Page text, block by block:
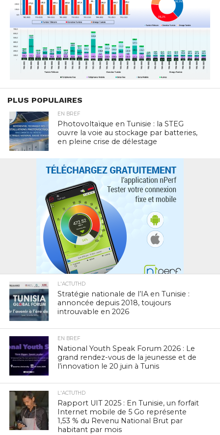
PLUS POPULAIRES
EN BREF
Photovoltaïque en Tunisie : la STEG
ouvre la voie au stockage par batteries,
en pleine crise de délestage
L'ACTUTHD
Stratégie nationale de l’IA en Tunisie :
annoncée depuis 2018, toujours
introuvable en 2026
EN BREF
National Youth Speak Forum 2026 : Le
grand rendez-vous de la jeunesse et de
l’innovation le 20 juin à Tunis
L'ACTUTHD
Rapport UIT 2025 : En Tunisie, un forfait
Internet mobile de 5 Go représente
1,53 % du Revenu National Brut par
habitant par mois